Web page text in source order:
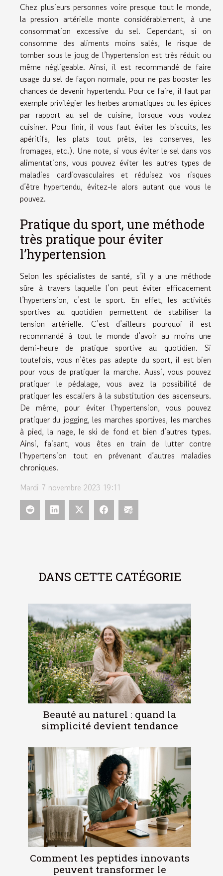
DANS CETTE CATÉGORIE
Beauté au naturel : quand la
simplicité devient tendance
Comment les peptides innovants
peuvent transformer le
Chez plusieurs personnes voire presque tout le monde,
la pression artérielle monte considérablement, à une
consommation excessive du sel. Cependant, si on
consomme des aliments moins salés, le risque de
tomber sous le joug de l’hypertension est très réduit ou
même négligeable. Ainsi, il est recommandé de faire
usage du sel de façon normale, pour ne pas booster les
chances de devenir hypertendu. Pour ce faire, il faut par
exemple privilégier les herbes aromatiques ou les épices
par rapport au sel de cuisine, lorsque vous voulez
cuisiner. Pour finir, il vous faut éviter les biscuits, les
apéritifs, les plats tout prêts, les conserves, les
fromages, etc.). Une note, si vous éviter le sel dans vos
alimentations, vous pouvez éviter les autres types de
maladies cardiovasculaires et réduisez vos risques
d’être hypertendu, évitez-le alors autant que vous le
pouvez.
Pratique du sport, une méthode
très pratique pour éviter
l’hypertension
Selon les spécialistes de santé, s’il y a une méthode
sûre à travers laquelle l’on peut éviter efficacement
l’hypertension, c’est le sport. En effet, les activités
sportives au quotidien permettent de stabiliser la
tension artérielle. C’est d’ailleurs pourquoi il est
recommandé à tout le monde d’avoir au moins une
demi-heure de pratique sportive au quotidien. Si
toutefois, vous n’êtes pas adepte du sport, il est bien
pour vous de pratiquer la marche. Aussi, vous pouvez
pratiquer le pédalage, vous avez la possibilité de
pratiquer les escaliers à la substitution des ascenseurs.
De même, pour éviter l’hypertension, vous pouvez
pratiquer du jogging, les marches sportives, les marches
à pied, la nage, le ski de fond et bien d’autres types.
Ainsi, faisant, vous êtes en train de lutter contre
l’hypertension tout en prévenant d’autres maladies
chroniques.
Mardi 7 novembre 2023 19:11